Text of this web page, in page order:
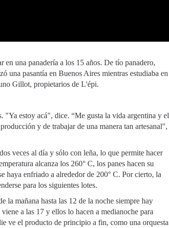
en una panadería a los 15 años. De tío panadero,
una pasantía en Buenos Aires mientras estudiaba en
Gillot, propietarios de L'épi.
"Ya estoy acá", dice. “Me gusta la vida argentina y el
y de trabajar de una manera tan artesanal",
veces al día y sólo con leña, lo que permite hacer
alcanza los 260° C, los panes hacen su
haya enfriado a alrededor de 200° C. Por cierto, la
para los siguientes lotes.
la mañana hasta las 12 de la noche siempre hay
a las 17 y ellos lo hacen a medianoche para
ve el producto de principio a fin, como una orquesta